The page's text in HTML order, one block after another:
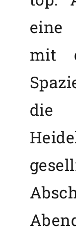
eine
mit
die